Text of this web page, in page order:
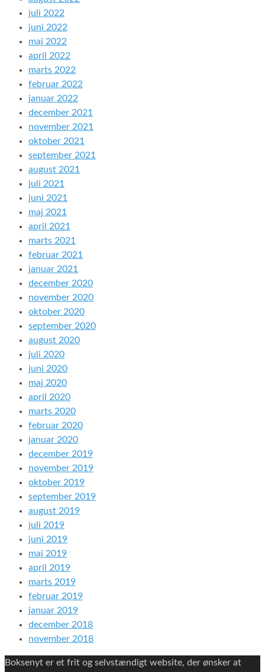
juli 2022
juni 2022
maj 2022
april 2022
marts 2022
februar 2022
januar 2022
december 2021
november 2021
oktober 2021
september 2021
august 2021
juli 2021
juni 2021
maj 2021
april 2021
marts 2021
februar 2021
januar 2021
december 2020
november 2020
oktober 2020
september 2020
august 2020
juli 2020
juni 2020
maj 2020
april 2020
marts 2020
februar 2020
januar 2020
december 2019
november 2019
oktober 2019
september 2019
august 2019
juli 2019
juni 2019
maj 2019
april 2019
marts 2019
februar 2019
januar 2019
december 2018
november 2018
Boksenyt er et frit og selvstændigt website, der ønsker at